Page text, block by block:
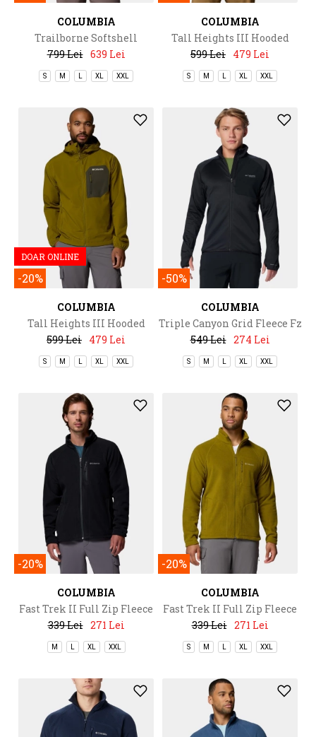
COLUMBIA
Trailborne Softshell
799 Lei 639 Lei
S M XL XXL
COLUMBIA
Tall Heights III Hooded
Softshell
599 Lei 479 Lei
S M XL XXL
DOAR ONLINE
-20%
COLUMBIA
Tall Heights III Hooded
Softshell
599 Lei 479 Lei
S M XL XXL
-50%
COLUMBIA
Triple Canyon Grid Fleece Fz
II
549 Lei 274 Lei
S M XL XXL
-20%
COLUMBIA
Fast Trek II Full Zip Fleece
339 Lei 271 Lei
M XL XXL
-20%
COLUMBIA
Fast Trek II Full Zip Fleece
339 Lei 271 Lei
S M XL XXL